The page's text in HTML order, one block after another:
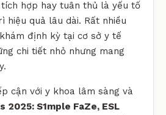
hợp hay tuân thủ là yếu tố
hiệu quả lâu dài. Rất nhiều
định kỳ tại cơ sở y tế
chi tiết nhỏ nhưng mang
cận với y khoa lâm sàng và
2025: S1mple FaZe, ESL